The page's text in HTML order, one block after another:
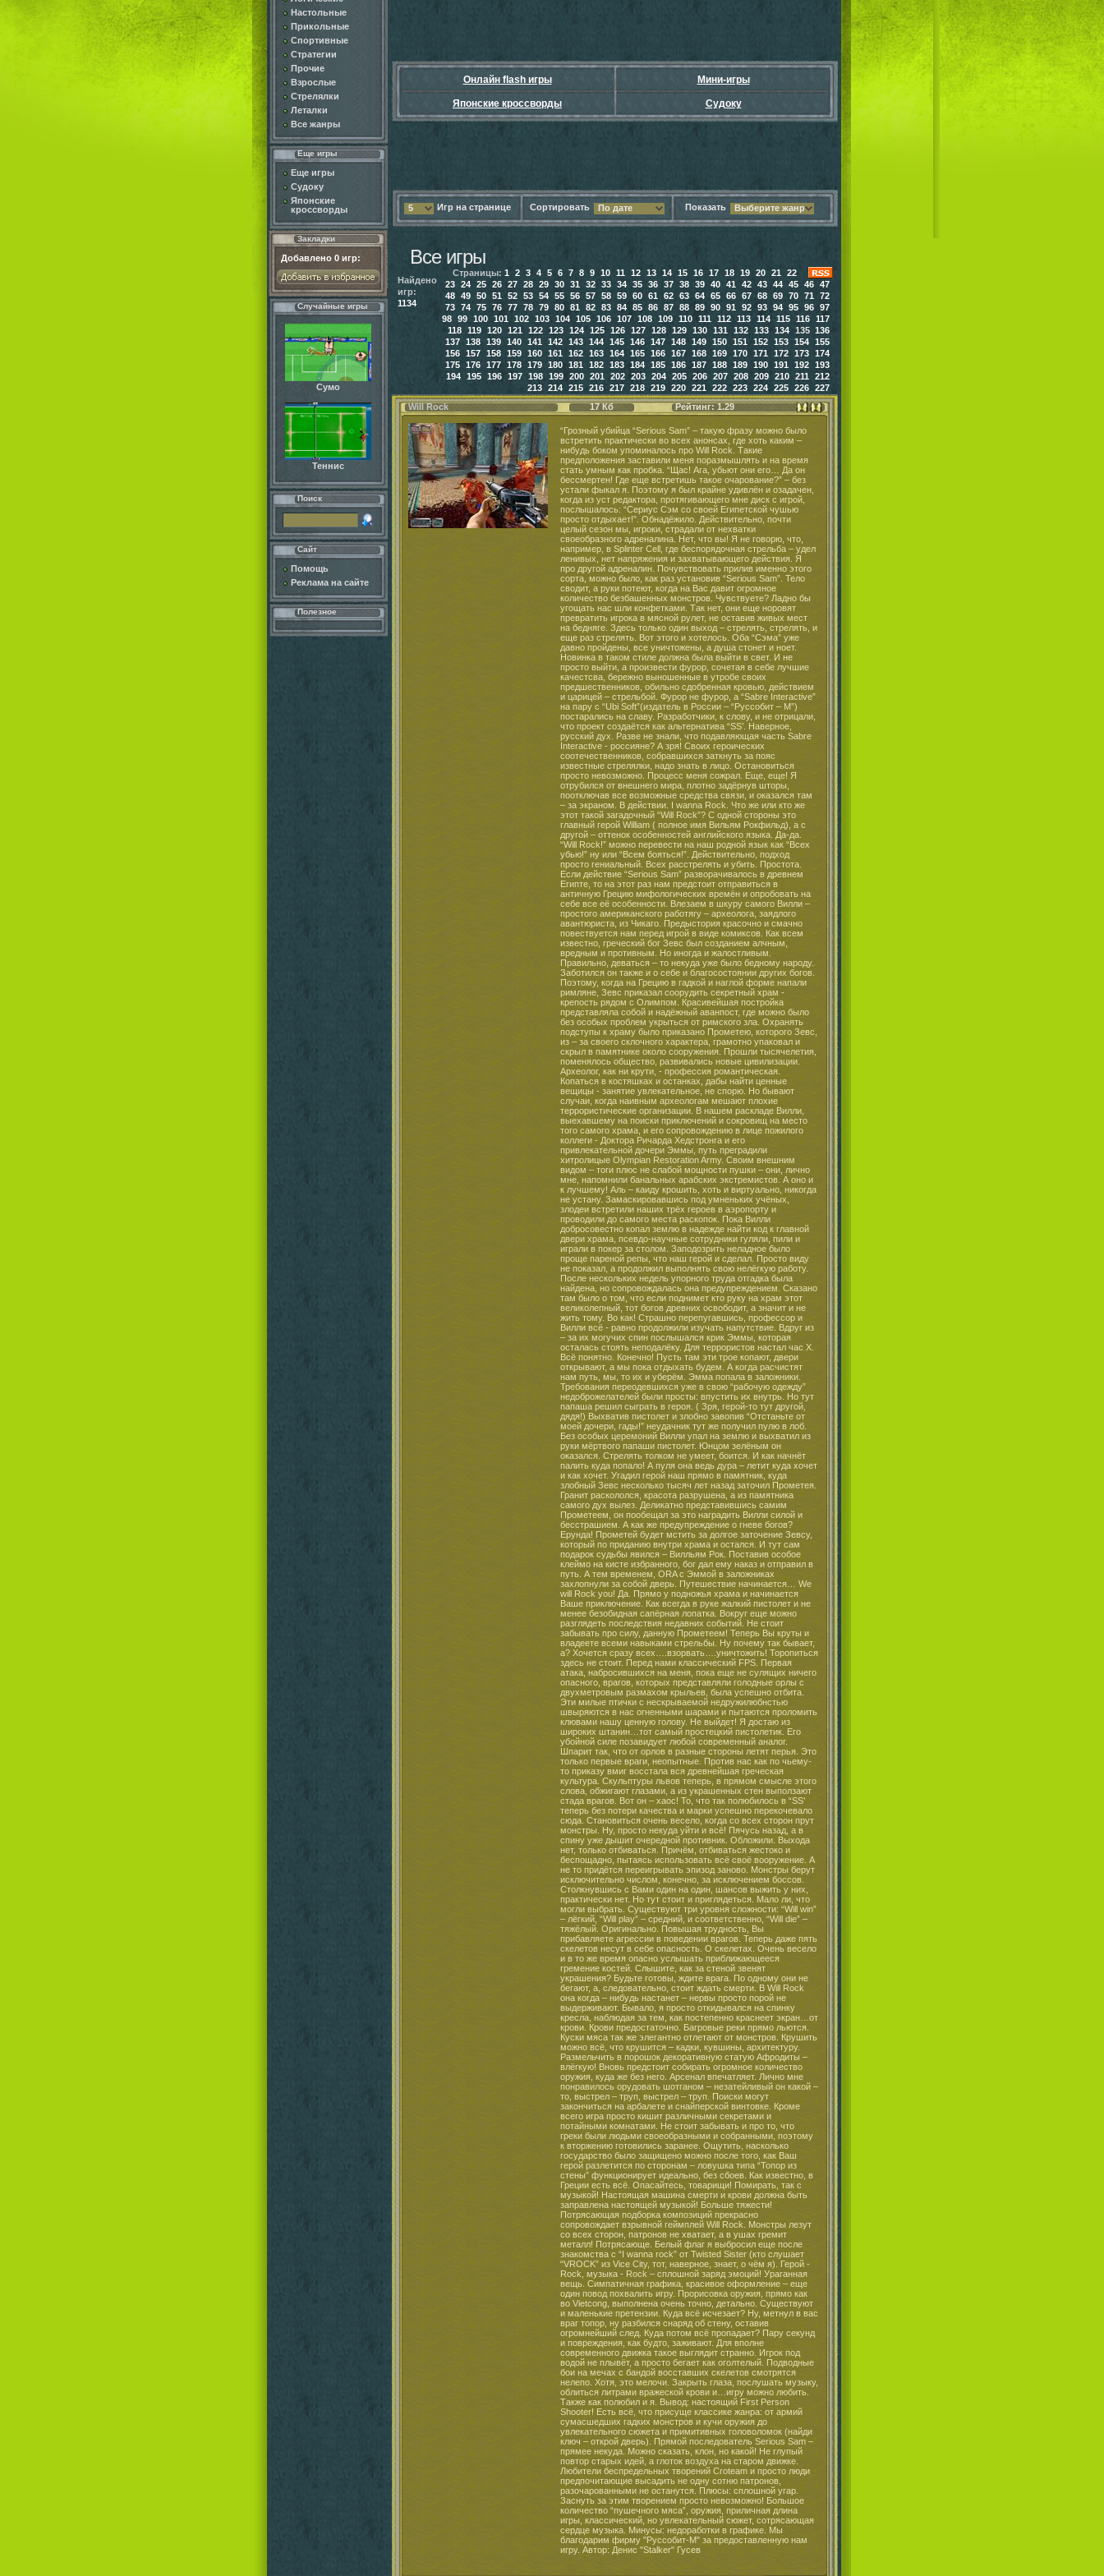
Настольные
Прикольные
Спортивные
Стратегии
Прочие
Взрослые
Стрелялки
Леталки
Все жанры
Еще игры
Еще игры
Судоку
Японские
кроссворды
Закладки
Добавлено 0 игр:
Случайные игры
Сумо
Теннис
Поиск
Сайт
Помощь
Реклама на сайте
Полезное
Онлайн flash игры Мини-игры
Японские кроссворды Судоку
5 Игр на странице Сортировать По дате Показать Выберите жанр
Все игры
Найдено
игр:
1134
Страницы: 1 2 3 4 5 6 7 8 9 10 11 12 13 14 15 16 17 18 19 20 21 22
23 24 25 26 27 28 29 30 31 32 33 34 35 36 37 38 39 40 41 42 43 44 45 46 47
48 49 50 51 52 53 54 55 56 57 58 59 60 61 62 63 64 65 66 67 68 69 70 71 72
73 74 75 76 77 78 79 80 81 82 83 84 85 86 87 88 89 90 91 92 93 94 95 96 97
98 99 100 101 102 103 104 105 106 107 108 109 110 111 112 113 114 115 116 117
118 119 120 121 122 123 124 125 126 127 128 129 130 131 132 133 134 135 136
137 138 139 140 141 142 143 144 145 146 147 148 149 150 151 152 153 154 155
156 157 158 159 160 161 162 163 164 165 166 167 168 169 170 171 172 173 174
175 176 177 178 179 180 181 182 183 184 185 186 187 188 189 190 191 192 193
194 195 196 197 198 199 200 201 202 203 204 205 206 207 208 209 210 211
212
213 214 215 216 217 218 219 220 221 222 223 224 225 226 227
Will Rock
17 Кб Рейтинг: 1.29
“Грозный убийца “Serious Sam” – такую фразу можно было встретить практически во всех анонсах, где хоть каким – нибудь боком упоминалось про Will Rock. Такие предположения заставили меня поразмышлять и на время стать умным как пробка. “Щас! Ага, убьют они его… Да он бессмертен! Где еще встретишь такое очарование?” – без устали фыкал я. Поэтому я был крайне удивлён и озадачен, когда из уст редактора, протягивающего мне диск с игрой, послышалось: “Сериус Сэм со своей Египетской чушью просто отдыхает!”. Обнадёжило. Действительно, почти целый сезон мы, игроки, страдали от нехватки своеобразного адреналина. Нет, что вы! Я не говорю, что, например, в Splinter Cell, где беспорядочная стрельба – удел ленивых, нет напряжения и захватывающего действия. Я про другой адреналин. Почувствовать прилив именно этого сорта, можно было, как раз установив “Serious Sam”. Тело сводит, а руки потеют, когда на Вас давит огромное количество безбашенных монстров. Чувствуете? Ладно бы угощать нас шли конфетками. Так нет, они еще норовят превратить игрока в мясной рулет, не оставив живых мест на бедняге. Здесь только один выход – стрелять, стрелять, и еще раз стрелять. Вот этого и хотелось. Оба “Сэма” уже давно пройдены, все уничтожены, а душа стонет и ноет. Новинка в таком стиле должна была выйти в свет. И не просто выйти, а произвести фурор, сочетая в себе лучшие качестсва, бережно выношенные в утробе своих предшественников, обильно сдобренная кровью, действием и царицей – стрельбой. Фурор не фурор, а “Sabre Interactive” на пару с “Ubi Soft”(издатель в России – “Руссобит – М”) постарались на славу. Разработчики, к слову, и не отрицали, что проект создаётся как альтернатива “SS’. Наверное, русский дух. Разве не знали, что подавляющая часть Sabre Interactive - россияне? А зря! Своих героических соотечественников, собравшихся заткнуть за пояс известные стрелялки, надо знать в лицо. Остановиться просто невозможно. Процесс меня сожрал. Еще, еще! Я отрубился от внешнего мира, плотно задёрнув шторы, поотключав все возможные средства связи, и оказался там – за экраном. В действии. I wanna Rock. Что же или кто же этот такой загадочный “Will Rock”? С одной стороны это главный герой William ( полное имя Вильям Рокфильд), а с другой – оттенок особенностей английского языка. Да-да. “Will Rock!” можно перевести на наш родной язык как “Всех убью!” ну или “Всем бояться!”. Действительно, подход просто гениальный. Всех расстрелять и убить. Простота. Если действие “Serious Sam” разворачивалось в древнем Египте, то на этот раз нам предстоит отправиться в античную Грецию мифологических времён и опробовать на себе все её особенности. Влезаем в шкуру самого Вилли – простого американского работягу – археолога, заядлого авантюриста, из Чикаго. Предыстория красочно и смачно повествуется нам перед игрой в виде комиксов. Как всем известно, греческий бог Зевс был созданием алчным, вредным и противным. Но иногда и жалостливым. Правильно, деваться – то некуда уже было бедному народу. Заботился он также и о себе и благосостоянии других богов. Поэтому, когда на Грецию в гадкой и наглой форме напали римляне, Зевс приказал соорудить секретный храм - крепость рядом с Олимпом. Красивейшая постройка представляла собой и надёжный аванпост, где можно было без особых проблем укрыться от римского зла. Охранять подступы к храму было приказано Прометею, которого Зевс, из – за своего склочного характера, грамотно упаковал и скрыл в памятнике около сооружения. Прошли тысячелетия, поменялось общество, развивались новые цивилизации. Археолог, как ни крути, - профессия романтическая. Копаться в костяшках и останках, дабы найти ценные вещицы - занятие увлекательное, не спорю. Но бывают случаи, когда наивным археологам мешают плохие террористические организации. В нашем раскладе Вилли, выехавшему на поиски приключений и сокровищ на место того самого храма, и его сопровождению в лице пожилого коллеги - Доктора Ричарда Хедстронга и его привлекательной дочери Эммы, путь преградили хитролицые Olympian Restoration Army. Своим внешним видом – тоги плюс не слабой мощности пушки – они, лично мне, напомнили банальных арабских экстремистов. А оно и к лучшему! Аль – каиду крошить, хоть и виртуально, никогда не устану. Замаскировавшись под умненьких учёных, злодеи встретили наших трёх героев в аэропорту и проводили до самого места раскопок. Пока Вилли добросовестно копал землю в надежде найти код к главной двери храма, псевдо-научные сотрудники гуляли, пили и играли в покер за столом. Заподозрить неладное было проще пареной репы, что наш герой и сделал. Просто виду не показал, а продолжил выполнять свою нелёгкую работу. После нескольких недель упорного труда отгадка была найдена, но сопровождалась она предупреждением. Сказано там было о том, что если поднимет кто руку на храм этот великолепный, тот богов древних освободит, а значит и не жить тому. Во как! Страшно перепугавшись, профессор и Вилли всё - равно продолжили изучать напутствие. Вдруг из – за их могучих спин послышался крик Эммы, которая осталась стоять неподалёку. Для террористов настал час Х. Всё понятно. Конечно! Пусть там эти трое копают, двери открывают, а мы пока отдыхать будем. А когда расчистят нам путь, мы, то их и уберём. Эмма попала в заложники. Требования переодевшихся уже в свою “рабочую одежду” недоброжелателей были просты: впустить их внутрь. Но тут папаша решил сыграть в героя. ( Зря, герой-то тут другой, дядя!) Выхватив пистолет и злобно завопив “Отстаньте от моей дочери, гады!” неудачник тут же получил пулю в лоб. Без особых церемоний Вилли упал на землю и выхватил из руки мёртвого папаши пистолет. Юнцом зелёным он оказался. Стрелять толком не умеет, боится. И как начнёт палить куда попало! А пуля она ведь дура – летит куда хочет и как хочет. Угадил герой наш прямо в памятник, куда злобный Зевс несколько тысяч лет назад заточил Прометея. Гранит раскололся, красота разрушена, а из памятника самого дух вылез. Деликатно представившись самим Прометеем, он пообещал за это наградить Вилли силой и бесстрашием. А как же предупреждение о гневе богов? Ерунда! Прометей будет мстить за долгое заточение Зевсу, который по приданию внутри храма и остался. И тут сам подарок судьбы явился – Вилльям Рок. Поставив особое клеймо на кисте избранного, бог дал ему наказ и отправил в путь. А тем временем, ORA с Эммой в заложниках захлопнули за собой дверь. Путешествие начинается… We will Rock you! Да. Прямо у подножья храма и начинается Ваше приключение. Как всегда в руке жалкий пистолет и не менее безобидная сапёрная лопатка. Вокруг еще можно разглядеть последствия недавних событий. Не стоит забывать про силу, данную Прометеем! Теперь Вы круты и владеете всеми навыками стрельбы. Ну почему так бывает, а? Хочется сразу всех….взорвать….уничтожить! Торопиться здесь не стоит. Перед нами классический FPS. Первая атака, набросившихся на меня, пока еще не сулящих ничего опасного, врагов, которых представляли голодные орлы с двухметровым размахом крыльев, была успешно отбита. Эти милые птички с нескрываемой недружилюбнстью швыряются в нас огненными шарами и пытаются проломить клювами нашу ценную голову. Не выйдет! Я достаю из широких штанин…тот самый простецкий пистолетик. Его убойной силе позавидует любой современный аналог. Шпарит так, что от орлов в разные стороны летят перья. Это только первые враги, неопытные. Против нас как по чьему-то приказу вмиг восстала вся древнейшая греческая культура. Скульптуры львов теперь, в прямом смысле этого слова, обжигают глазами, а из украшенных стен выползают стада врагов. Вот он – хаос! То, что так полюбилось в “SS’ теперь без потери качества и марки успешно перекочевало сюда. Становиться очень весело, когда со всех сторон прут монстры. Ну, просто некуда уйти и всё! Пячусь назад, а в спину уже дышит очередной противник. Обложили. Выхода нет, только отбиваться. Причём, отбиваться жестоко и беспощадно, пытаясь использовать всё своё вооружение. А не то придётся переигрывать эпизод заново. Монстры берут исключительно числом, конечно, за исключением боссов. Столкнувшись с Вами один на один, шансов выжить у них, практически нет. Но тут стоит и приглядеться. Мало ли, что могли выбрать. Существуют три уровня сложности: “Will win” – лёгкий, “Will play” – средний, и соответственно, “Will die” – тяжёлый. Оригинально. Повышая трудность, Вы прибавляете агрессии в поведении врагов. Теперь даже пять скелетов несут в себе опасность. О скелетах. Очень весело и в то же время опасно услышать приближающееся гремение костей. Слышите, как за стеной звенят украшения? Будьте готовы, ждите врага. По одному они не бегают, а, следовательно, стоит ждать смерти. В Will Rock она когда – нибудь настанет – нервы просто порой не выдерживают. Бывало, я просто откидывался на спинку кресла, наблюдая за тем, как постепенно краснеет экран…от крови. Крови предостаточно. Багровые реки прямо льются. Куски мяса так же элегантно отлетают от монстров. Крушить можно всё, что крушится – кадки, кувшины, архитектуру. Размельчить в порошок декоративную статую Афродиты – влёгкую! Вновь предстоит собирать огромное количество оружия, куда же без него. Арсенал впечатляет. Лично мне понравилось орудовать шотганом – незатейливый он какой – то, выстрел – труп, выстрел – труп. Поиски могут закончиться на арбалете и снайперской винтовке. Кроме всего игра просто кишит различными секретами и потайными комнатами. Не стоит забывать и про то, что греки были людьми своеобразными и собранными, поэтому к вторжению готовились заранее. Ощутить, насколько государство было защищено можно после того, как Ваш герой разлетится по сторонам – ловушка типа “Топор из стены” функционирует идеально, без сбоев. Как известно, в Греции есть всё. Опасайтесь, товарищи! Помирать, так с музыкой! Настоящая машина смерти и крови должна быть заправлена настоящей музыкой! Больше тяжести! Потрясающая подборка композиций прекрасно сопровождает взрывной геймплей Will Rock. Монстры лезут со всех сторон, патронов не хватает, а в ушах гремит металл! Потрясающе. Белый флаг я выбросил еще после знакомс